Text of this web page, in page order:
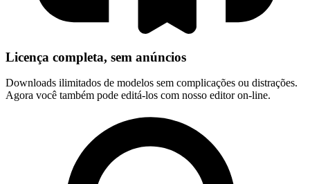
Licença completa, sem anúncios
Downloads ilimitados de modelos sem complicações ou distrações.
Agora você também pode editá-los com nosso editor on-line.